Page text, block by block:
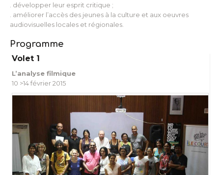
. développer leur esprit critique ;
. améliorer l’accès des jeunes à la culture et aux oeuvres
audiovisuelles locales et régionales.
Programme
Volet 1
L’analyse filmique
10 >14 février 2015